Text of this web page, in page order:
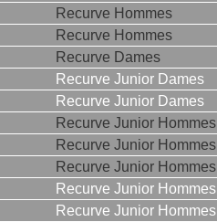
Recurve Hommes
Recurve Hommes
Recurve Dames
Recurve Junior Dames
Recurve Junior Dames
Recurve Junior Hommes
Recurve Junior Hommes
Recurve Junior Hommes
Recurve Junior Hommes
Recurve Junior Hommes